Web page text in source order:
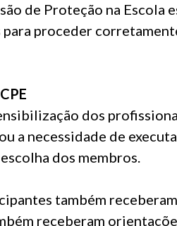
de Proteção na Escola
proceder
dos
a necessidade de
dos membros.
também
receberam